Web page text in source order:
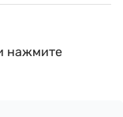
нажмите